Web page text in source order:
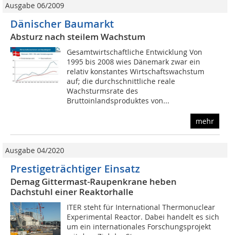
Ausgabe 06/2009
Dänischer Baumarkt
Absturz nach steilem Wachstum
Gesamtwirtschaftliche Entwicklung Von
1995 bis 2008 wies Dänemark zwar ein
relativ konstantes Wirtschaftswachstum
auf; die durchschnittliche reale
Wachsturmsrate des
Bruttoinlandsproduktes von...
mehr
Ausgabe 04/2020
Prestigeträchtiger Einsatz
Demag Gittermast-Raupenkrane heben
Dachstuhl einer Reaktorhalle
ITER steht für International Thermonuclear
Experimental Reactor. Dabei handelt es sich
um ein internationales Forschungsprojekt